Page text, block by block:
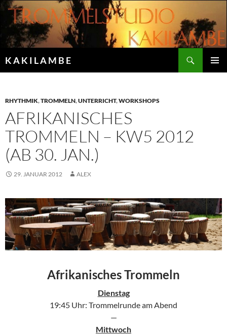
Zum
Inhalt
springen
K A K I L A M B E
RHYTHMIK,TROMMELN,UNTERRICHT,WORKSHOPS
AFRIKANISCHES
TROMMELN – KW5 2012
(AB 30. JAN.)
29. JANUAR 2012 ALEX
Afrikanisches Trommeln
Dienstag
19:45 Uhr: Trommelrunde am Abend
—
Mittwoch